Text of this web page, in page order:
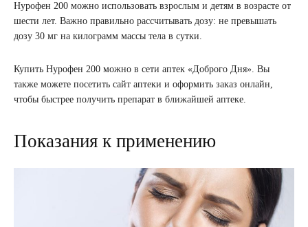
Нурофен 200 можно использовать взрослым и детям в возрасте от
шести лет. Важно правильно рассчитывать дозу: не превышать
дозу 30 мг на килограмм массы тела в сутки.
Купить Нурофен 200 можно в сети аптек «Доброго Дня». Вы
также можете посетить сайт аптеки и оформить заказ онлайн,
чтобы быстрее получить препарат в ближайшей аптеке.
Показания к применению